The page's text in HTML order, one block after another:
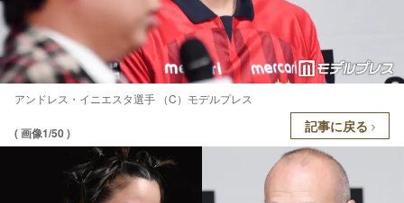
アンドレス・イニエスタ選手 （C）モデルプレス
( 画像1/50 ) 記事に戻る